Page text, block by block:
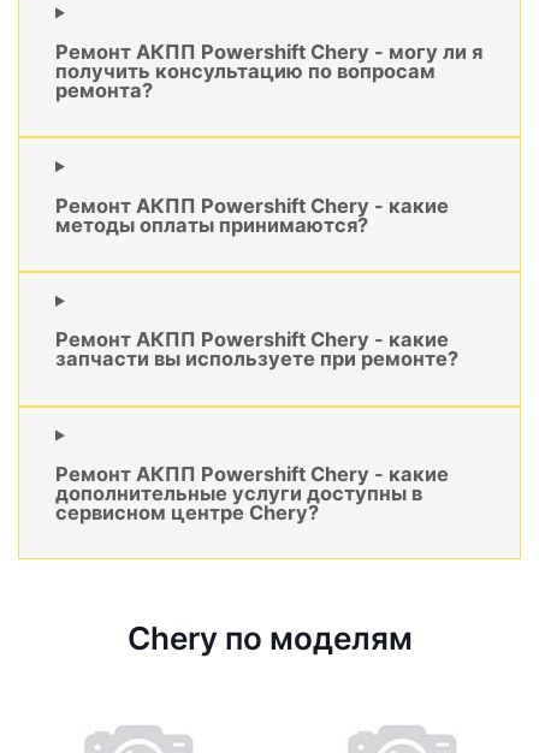
Ремонт АКПП Powershift Chery - могу ли я
получить консультацию по вопросам
ремонта?
Ремонт АКПП Powershift Chery - какие
методы оплаты принимаются?
Ремонт АКПП Powershift Chery - какие
запчасти вы используете при ремонте?
Ремонт АКПП Powershift Chery - какие
дополнительные услуги доступны в
сервисном центре Chery?
Chery по моделям